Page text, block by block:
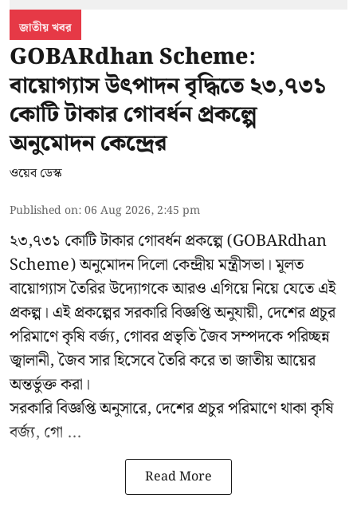
জাতীয় খবর
GOBARdhan Scheme:
বায়োগ্যাস উৎপাদন বৃদ্ধিতে ২৩,৭৩১
কোটি টাকার গোবর্ধন প্রকল্পে
অনুমোদন কেন্দ্রের
ওয়েব ডেস্ক
Published on:06 Aug 2026, 2:45 pm
২৩,৭৩১ কোটি টাকার গোবর্ধন প্রকল্পে (GOBARdhan
Scheme) অনুমোদন দিলো কেন্দ্রীয় মন্ত্রীসভা। মূলত
বায়োগ্যাস তৈরির উদ্যোগকে আরও এগিয়ে নিয়ে যেতে এই
প্রকল্প। এই প্রকল্পের সরকারি বিজ্ঞপ্তি অনুযায়ী, দেশের প্রচুর
পরিমাণে কৃষি বর্জ্য, গোবর প্রভৃতি জৈব সম্পদকে পরিচ্ছন্ন
জ্বালানী, জৈব সার হিসেবে তৈরি করে তা জাতীয় আয়ের
অন্তর্ভুক্ত করা।
সরকারি বিজ্ঞপ্তি অনুসারে, দেশের প্রচুর পরিমাণে থাকা কৃষি
বর্জ্য, গো ...
Read More